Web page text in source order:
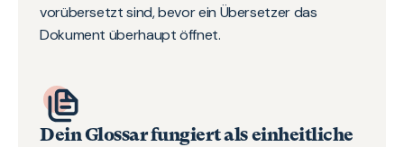
vorübersetzt sind, bevor ein Übersetzer das
Dokument überhaupt öffnet.
Dein Glossar fungiert als einheitliche